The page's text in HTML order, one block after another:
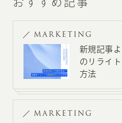
MARKETING
新規記事
のリライ
方法
MARKETING